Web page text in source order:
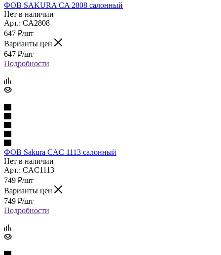
ФОВ SAKURA CA 2808 салонный
Нет в наличии
Арт.: CA2808
647 ₽/шт
Варианты цен
647 ₽/шт
Подробности
ФОВ Sakura CAC 1113 салонный
Нет в наличии
Арт.: CAC1113
749 ₽/шт
Варианты цен
749 ₽/шт
Подробности